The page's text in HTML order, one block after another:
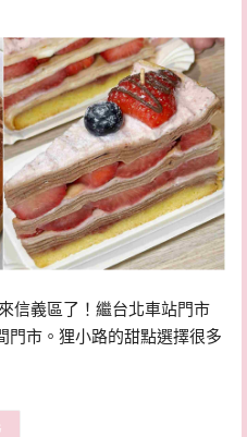
信義區了！繼台北車站門市
門市。狸小路的甜點選擇很多